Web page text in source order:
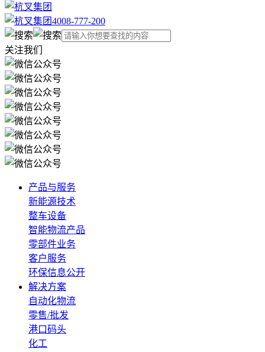
4008-777-200
关注我们
产品与服务
新能源技术
整车设备
智能物流产品
零部件业务
客户服务
环保信息公开
解决方案
自动化物流
零售/批发
港口码头
化工